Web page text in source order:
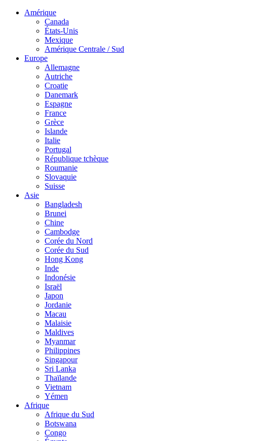
Amérique
Canada
États-Unis
Mexique
Amérique Centrale / Sud
Europe
Allemagne
Autriche
Croatie
Danemark
Espagne
France
Grèce
Islande
Italie
Portugal
République tchèque
Roumanie
Slovaquie
Suisse
Asie
Bangladesh
Brunei
Chine
Cambodge
Corée du Nord
Corée du Sud
Hong Kong
Inde
Indonésie
Israël
Japon
Jordanie
Macau
Malaisie
Maldives
Myanmar
Philippines
Singapour
Sri Lanka
Thaïlande
Vietnam
Yémen
Afrique
Afrique du Sud
Botswana
Congo